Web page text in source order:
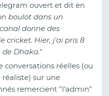
ouvert et dit en
boulot dans un
donne des
cricket. Hier, j'ai pris 8
Dhaka."
conversations réelles (ou
sur une
remercient "l'admin"